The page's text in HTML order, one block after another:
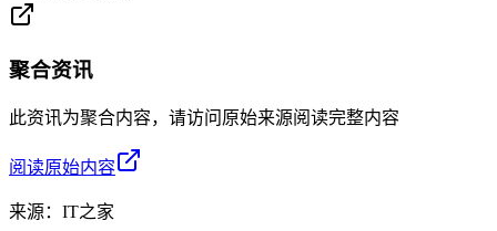
聚合资讯
此资讯为聚合内容，请访问原始来源阅读完整内容
阅读原始内容
来源： IT之家